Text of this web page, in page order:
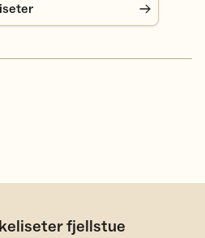
fjellstue